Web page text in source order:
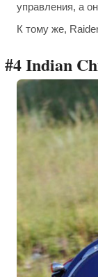
управления, а
К тому же,
#4 Indian